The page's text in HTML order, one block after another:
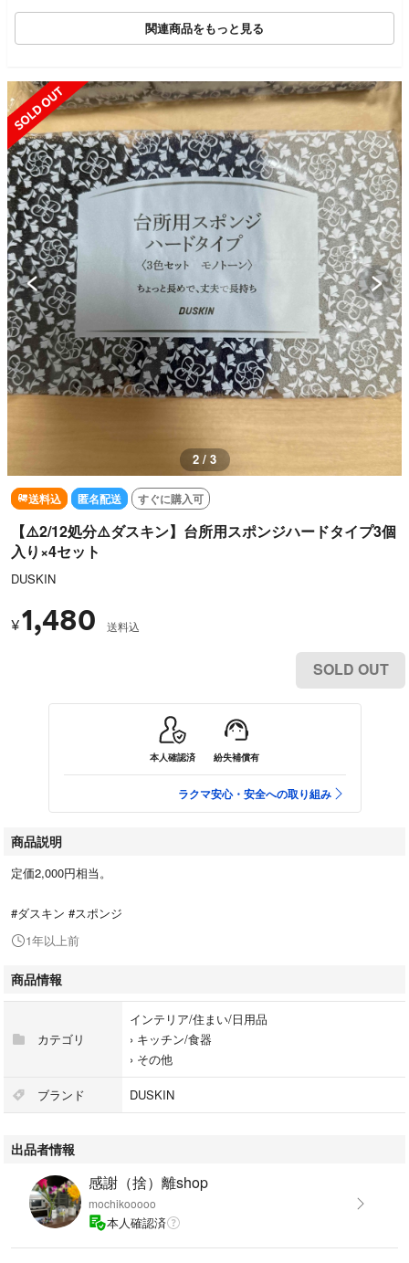
関連商品をもっと見る
SOLD OUT
2 / 3
送料込 匿名配送 すぐに購入可
【⚠️2/12処分⚠️ダスキン】台所用スポンジハードタイプ3個
入り×4セット
DUSKIN
¥1,480 送料込
SOLD OUT
本人確認済 紛失補償有
ラクマ安心・安全への取り組み
商品説明
定価2,000円相当。
#ダスキン #スポンジ
1年以上前
商品情報
カテゴリ
インテリア/住まい/日用品
› キッチン/食器
› その他
ブランド DUSKIN
出品者情報
感謝（捨）離shop
mochikooooo
本人確認済